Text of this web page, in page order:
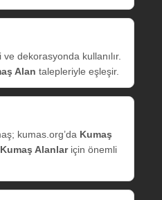
dekorasyonda kullanılır.
Alan talepleriyle eşleşir.
kumas.org’da Kumaş
Alanlariçin önemli